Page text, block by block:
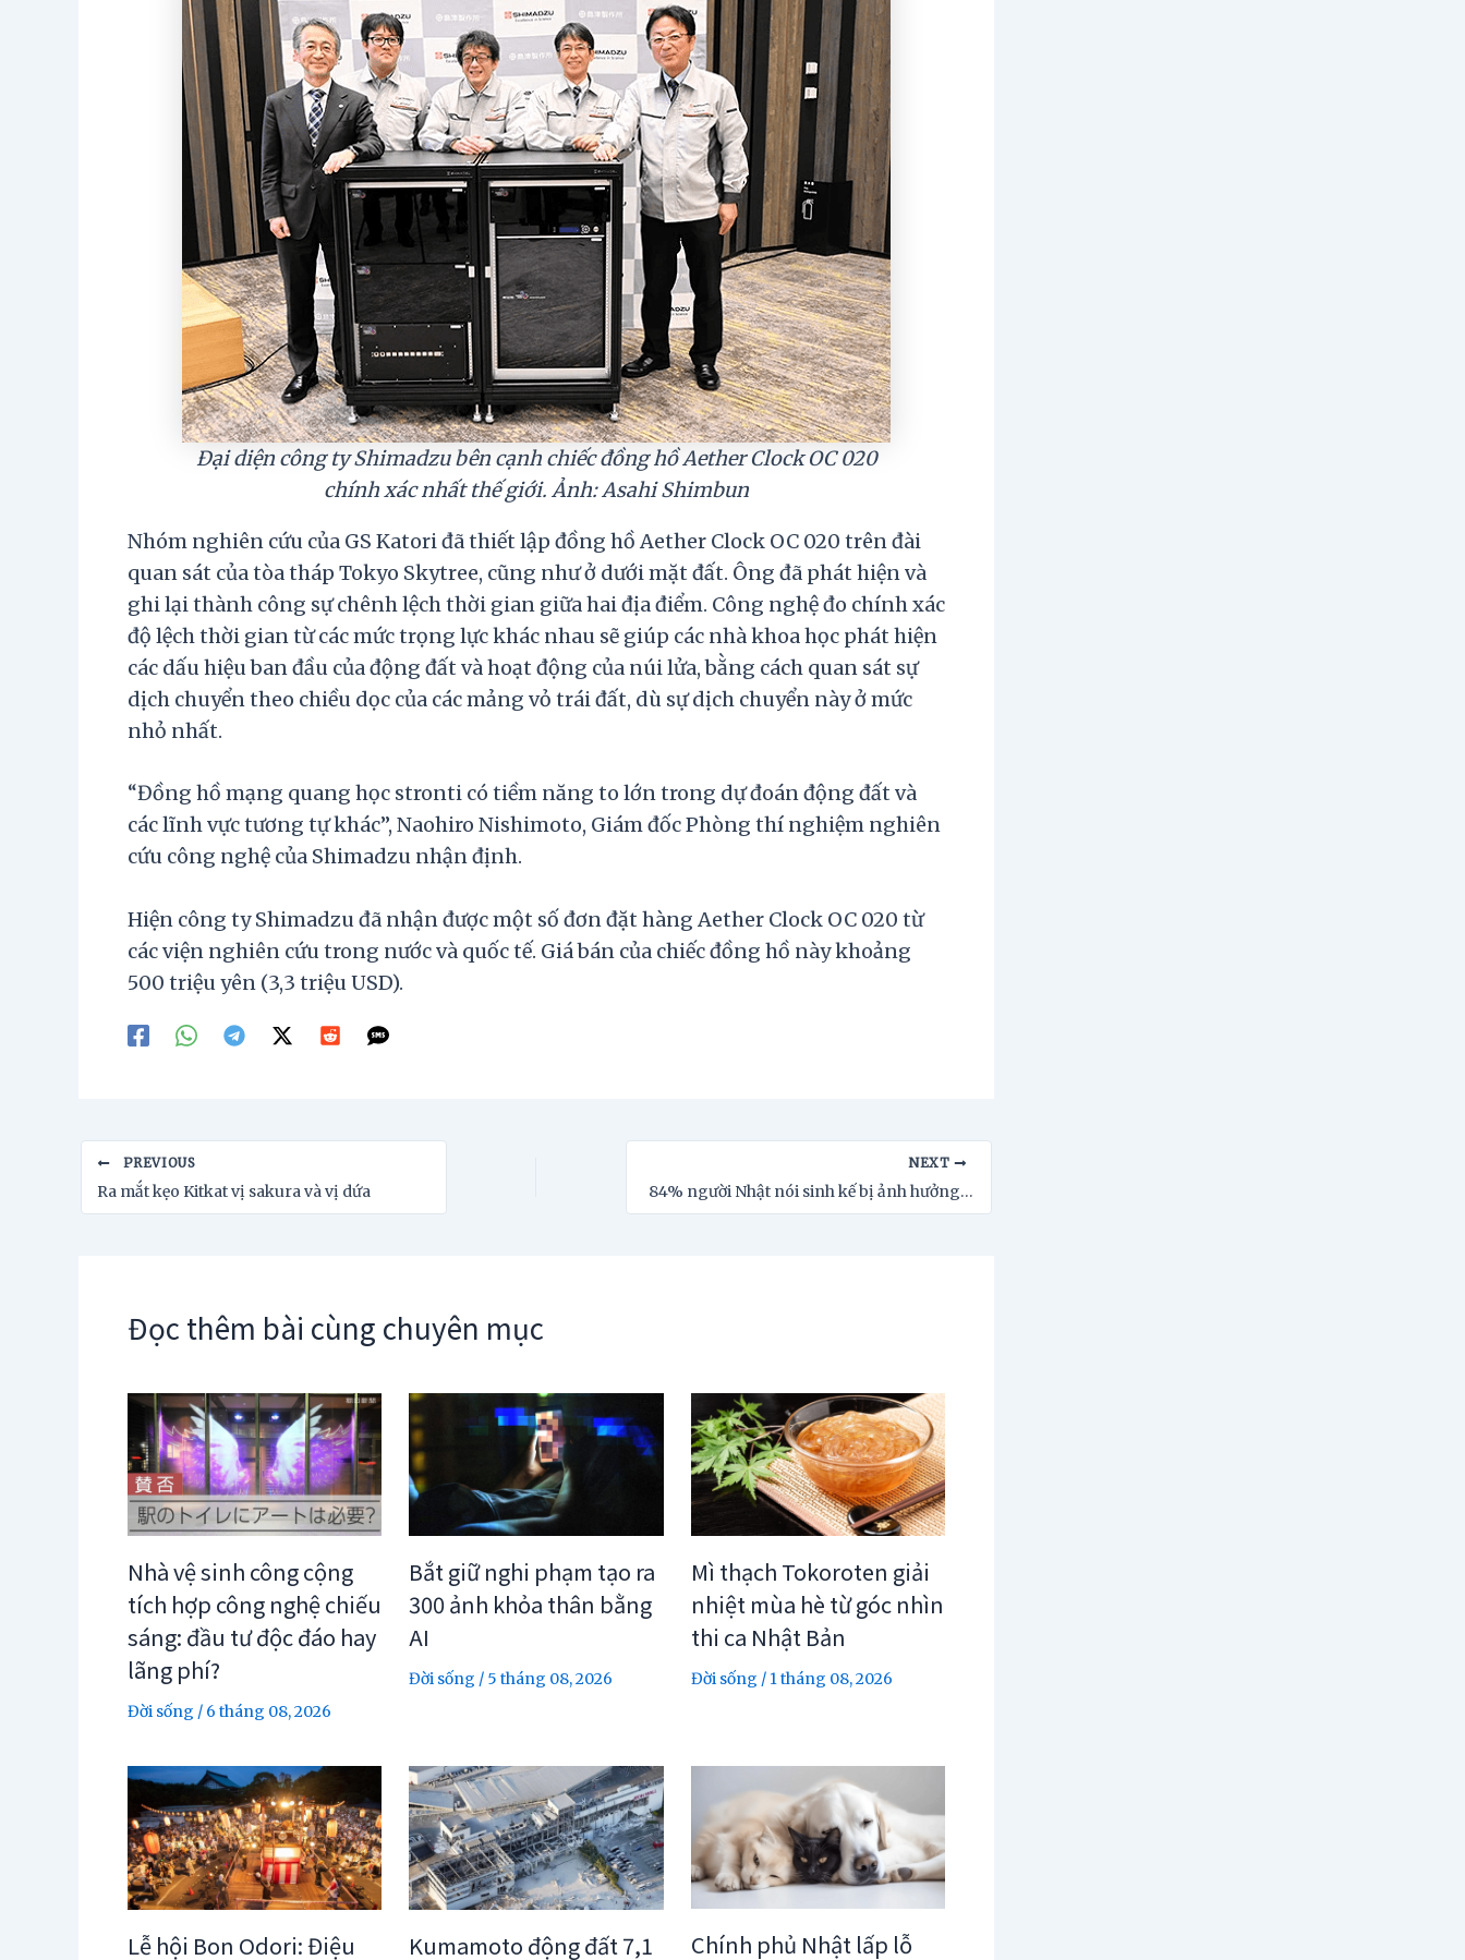
Đại diện công ty Shimadzu bên cạnh chiếc đồng hồ Aether Clock OC 020
chính xác nhất thế giới. Ảnh: Asahi Shimbun
Nhóm nghiên cứu của GS Katori đã thiết lập đồng hồ Aether Clock OC 020 trên đài
quan sát của tòa tháp Tokyo Skytree, cũng như ở dưới mặt đất. Ông đã phát hiện và
ghi lại thành công sự chênh lệch thời gian giữa hai địa điểm. Công nghệ đo chính xác
độ lệch thời gian từ các mức trọng lực khác nhau sẽ giúp các nhà khoa học phát hiện
các dấu hiệu ban đầu của động đất và hoạt động của núi lửa, bằng cách quan sát sự
dịch chuyển theo chiều dọc của các mảng vỏ trái đất, dù sự dịch chuyển này ở mức
nhỏ nhất.
“Đồng hồ mạng quang học stronti có tiềm năng to lớn trong dự đoán động đất và
các lĩnh vực tương tự khác”, Naohiro Nishimoto, Giám đốc Phòng thí nghiệm nghiên
cứu công nghệ của Shimadzu nhận định.
Hiện công ty Shimadzu đã nhận được một số đơn đặt hàng Aether Clock OC 020 từ
các viện nghiên cứu trong nước và quốc tế. Giá bán của chiếc đồng hồ này khoảng
500 triệu yên (3,3 triệu USD).
navigation
PREVIOUS
Ra mắt kẹo Kitkat vị sakura và vị dứa
NEXT
84% người Nhật nói sinh kế bị ảnh hưởng bởi thuế đối ứng của Mỹ
Đọc thêm bài cùng chuyên mục
Nhà vệ sinh công cộng
tích hợp công nghệ chiếu
sáng: đầu tư độc đáo hay
lãng phí?
Đời sống / 6 tháng 08, 2026
Bắt giữ nghi phạm tạo ra
300 ảnh khỏa thân bằng
AI
Đời sống / 5 tháng 08, 2026
Mì thạch Tokoroten giải
nhiệt mùa hè từ góc nhìn
thi ca Nhật Bản
Đời sống / 1 tháng 08, 2026
Lễ hội Bon Odori: Điệu Kumamoto động đất 7,1 Chính phủ Nhật lấp lỗ